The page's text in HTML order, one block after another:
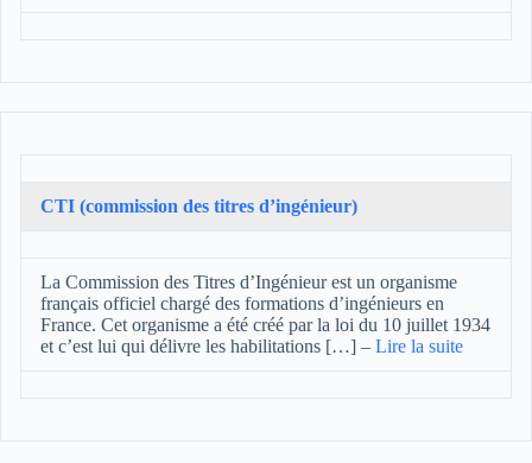
CTI (commission des titres d’ingénieur)
La Commission des Titres d’Ingénieur est un organisme
français officiel chargé des formations d’ingénieurs en
France. Cet organisme a été créé par la loi du 10 juillet 1934
et c’est lui qui délivre les habilitations […] – Lire la suite